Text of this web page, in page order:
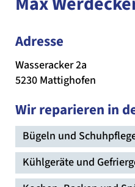
Adresse
Wasseracker 2a
5230 Mattighofen
Wir reparieren in
Bügeln und
Kühlgeräte und